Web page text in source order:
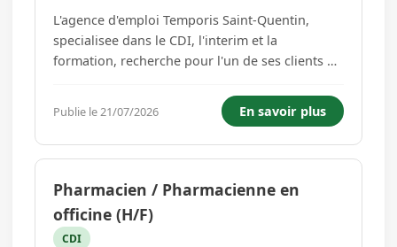
L'agence d'emploi Temporis Saint-Quentin,
specialisee dans le CDI, l'interim et la
formation, recherche pour l'un de ses clients un
deplacements longue distance et souhaitez
rejoindre une entreprise ou votre pr...
Publie le 21/07/2026 En savoir plus
Pharmacien / Pharmacienne en
officine (H/F)
CDI